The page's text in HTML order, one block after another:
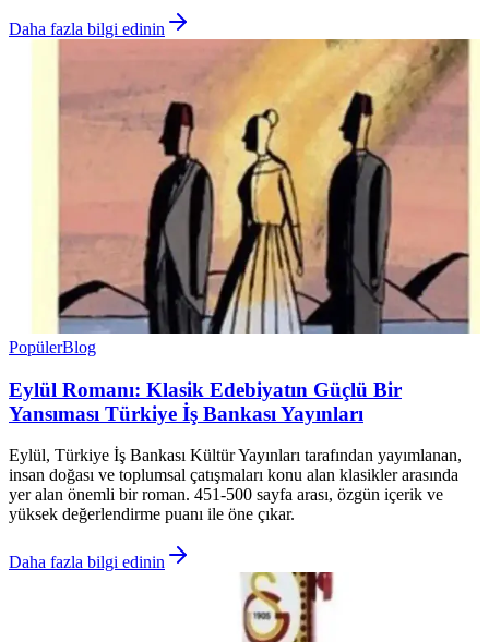
Daha fazla bilgi edinin
PopülerBlog
Eylül Romanı: Klasik Edebiyatın Güçlü Bir
Yansıması Türkiye İş Bankası Yayınları
Eylül, Türkiye İş Bankası Kültür Yayınları tarafından yayımlanan,
insan doğası ve toplumsal çatışmaları konu alan klasikler arasında
yer alan önemli bir roman. 451-500 sayfa arası, özgün içerik ve
yüksek değerlendirme puanı ile öne çıkar.
Daha fazla bilgi edinin